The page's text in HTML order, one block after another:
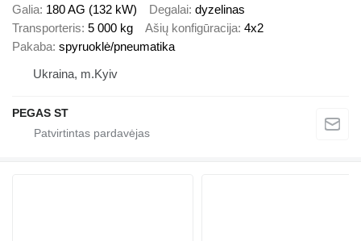
Galia 180 AG (132 kW) Degalai dyzelinas
Transporteris 5 000 kg Ašių konfigūracija 4x2
Pakaba spyruoklė/pneumatika
Ukraina, m.Kyiv
PEGAS ST